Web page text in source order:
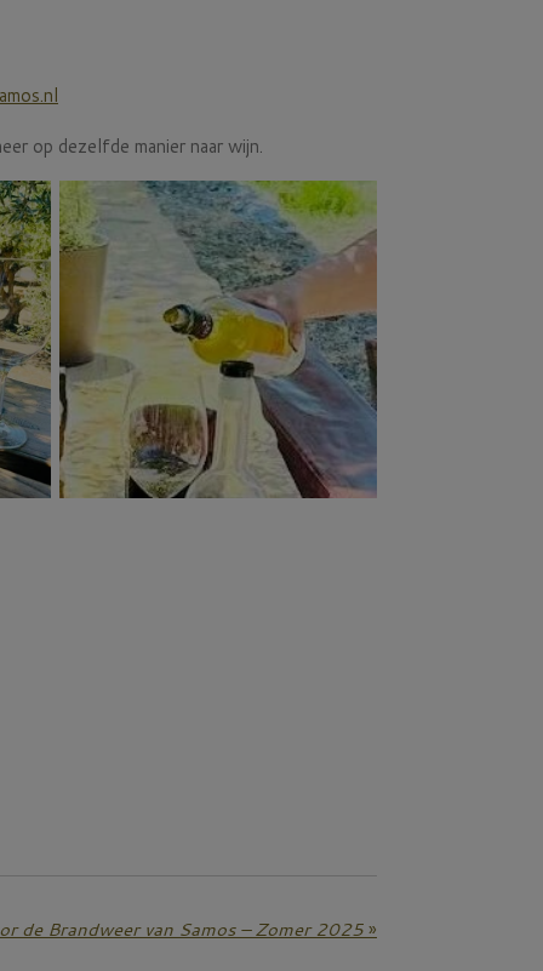
op dezelfde manier naar wijn.
de Brandweer van Samos – Zomer 2025»